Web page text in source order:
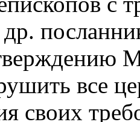
все
своих